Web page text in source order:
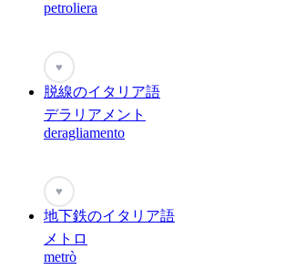
petroliera
♥
脱線のイタリア語
デラリアメント
deragliamento
♥
地下鉄のイタリア語
メトロ
metrò